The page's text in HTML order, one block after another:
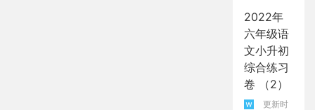
2022年
六年级语
文小升初
综合练习
卷 （2）
更新时